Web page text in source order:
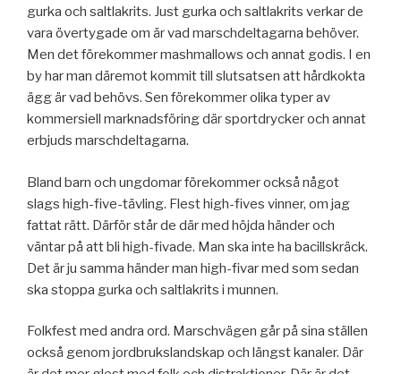
gurka och saltlakrits. Just gurka och saltlakrits verkar de
vara övertygade om är vad marschdeltagarna behöver.
Men det förekommer mashmallows och annat godis. I en
by har man däremot kommit till slutsatsen att hårdkokta
ägg är vad behövs. Sen förekommer olika typer av
kommersiell marknadsföring där sportdrycker och annat
erbjuds marschdeltagarna.
Bland barn och ungdomar förekommer också något
slags high-five-tävling. Flest high-fives vinner, om jag
fattat rätt. Därför står de där med höjda händer och
väntar på att bli high-fivade. Man ska inte ha bacillskräck.
Det är ju samma händer man high-fivar med som sedan
ska stoppa gurka och saltlakrits i munnen.
Folkfest med andra ord. Marschvägen går på sina ställen
också genom jordbrukslandskap och längst kanaler. Där